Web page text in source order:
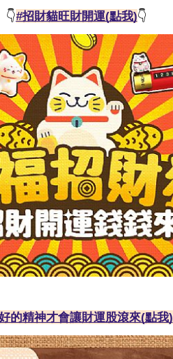
👇#招財貓旺財開運(點我)👇
的精神才會讓財運股滾來(點我)